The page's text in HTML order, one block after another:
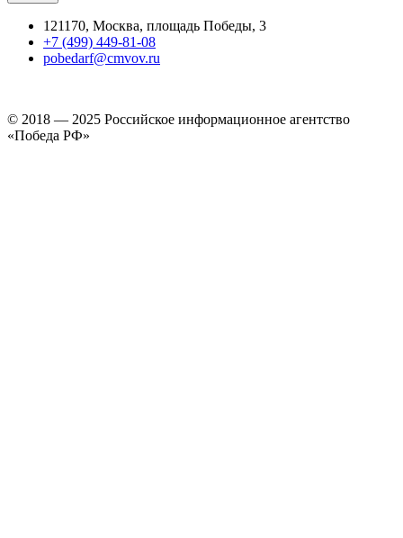
121170, Москва, площадь Победы, 3
+7 (499) 449-81-08
pobedarf@cmvov.ru
© 2018 — 2025 Российское информационное агентство
«Победа РФ»